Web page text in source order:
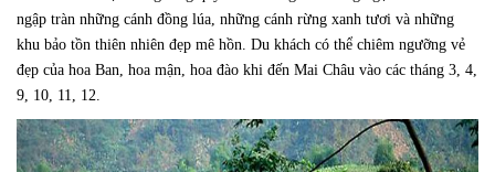
ngập tràn những cánh đồng lúa, những cánh rừng xanh tươi và những
khu bảo tồn thiên nhiên đẹp mê hồn. Du khách có thể chiêm ngưỡng vẻ
đẹp của hoa Ban, hoa mận, hoa đào khi đến Mai Châu vào các tháng 3, 4,
9, 10, 11, 12.